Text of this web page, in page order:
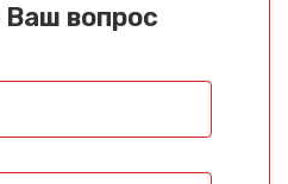
вопрос